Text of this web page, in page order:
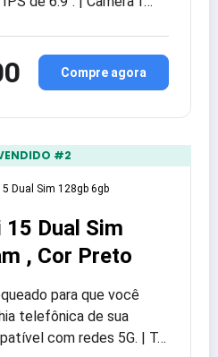
Compre agora
#2
Dual Sim
, Cor Preto
para que você
telefônica de sua
com redes 5G. | T…